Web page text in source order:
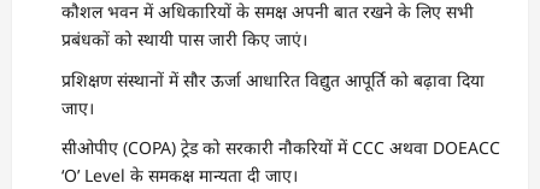
कौशल भवन में अधिकारियों के समक्ष अपनी बात रखने के लिए सभी
प्रबंधकों को स्थायी पास जारी किए जाएं।
प्रशिक्षण संस्थानों में सौर ऊर्जा आधारित विद्युत आपूर्ति को बढ़ावा दिया
जाए।
सीओपीए (COPA) ट्रेड को सरकारी नौकरियों में CCC अथवा DOEACC
‘O’ Level के समकक्ष मान्यता दी जाए।